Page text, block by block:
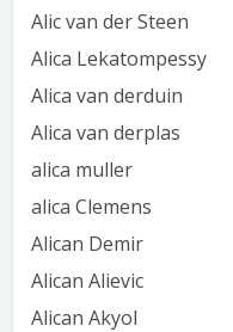
Alic van der Steen
Alica Lekatompessy
Alica van derduin
Alica van derplas
alica muller
alica Clemens
Alican Demir
Alican Alievic
Alican Akyol